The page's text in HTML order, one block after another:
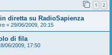
1 2
diretta su RadioSapienza
« 29/06/2009, 20:15
di fila
06/2009, 17:50